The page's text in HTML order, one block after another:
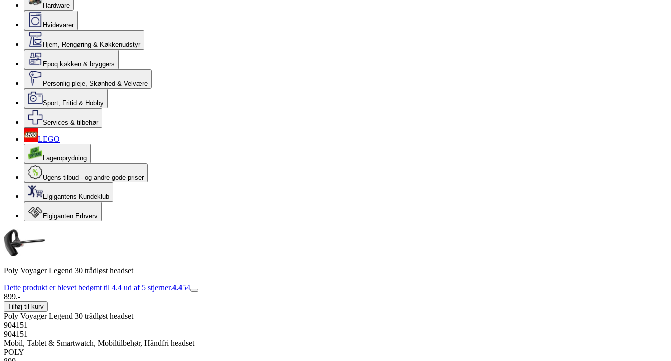
Hardware
Hvidevarer
Hjem, Rengøring & Køkkenudstyr
Epoq køkken & bryggers
Personlig pleje, Skønhed & Velvære
Sport, Fritid & Hobby
Services & tilbehør
LEGO
Lageroprydning
Ugens tilbud - og andre gode priser
Elgigantens Kundeklub
Elgiganten Erhverv
Poly Voyager Legend 30 trådløst headset
Dette produkt er blevet bedømt til 4.4 ud af 5 stjerner.4.454
899.-
Tilføj til kurv
Poly Voyager Legend 30 trådløst headset
904151
904151
Mobil, Tablet & Smartwatch, Mobiltilbehør, Håndfri headset
POLY